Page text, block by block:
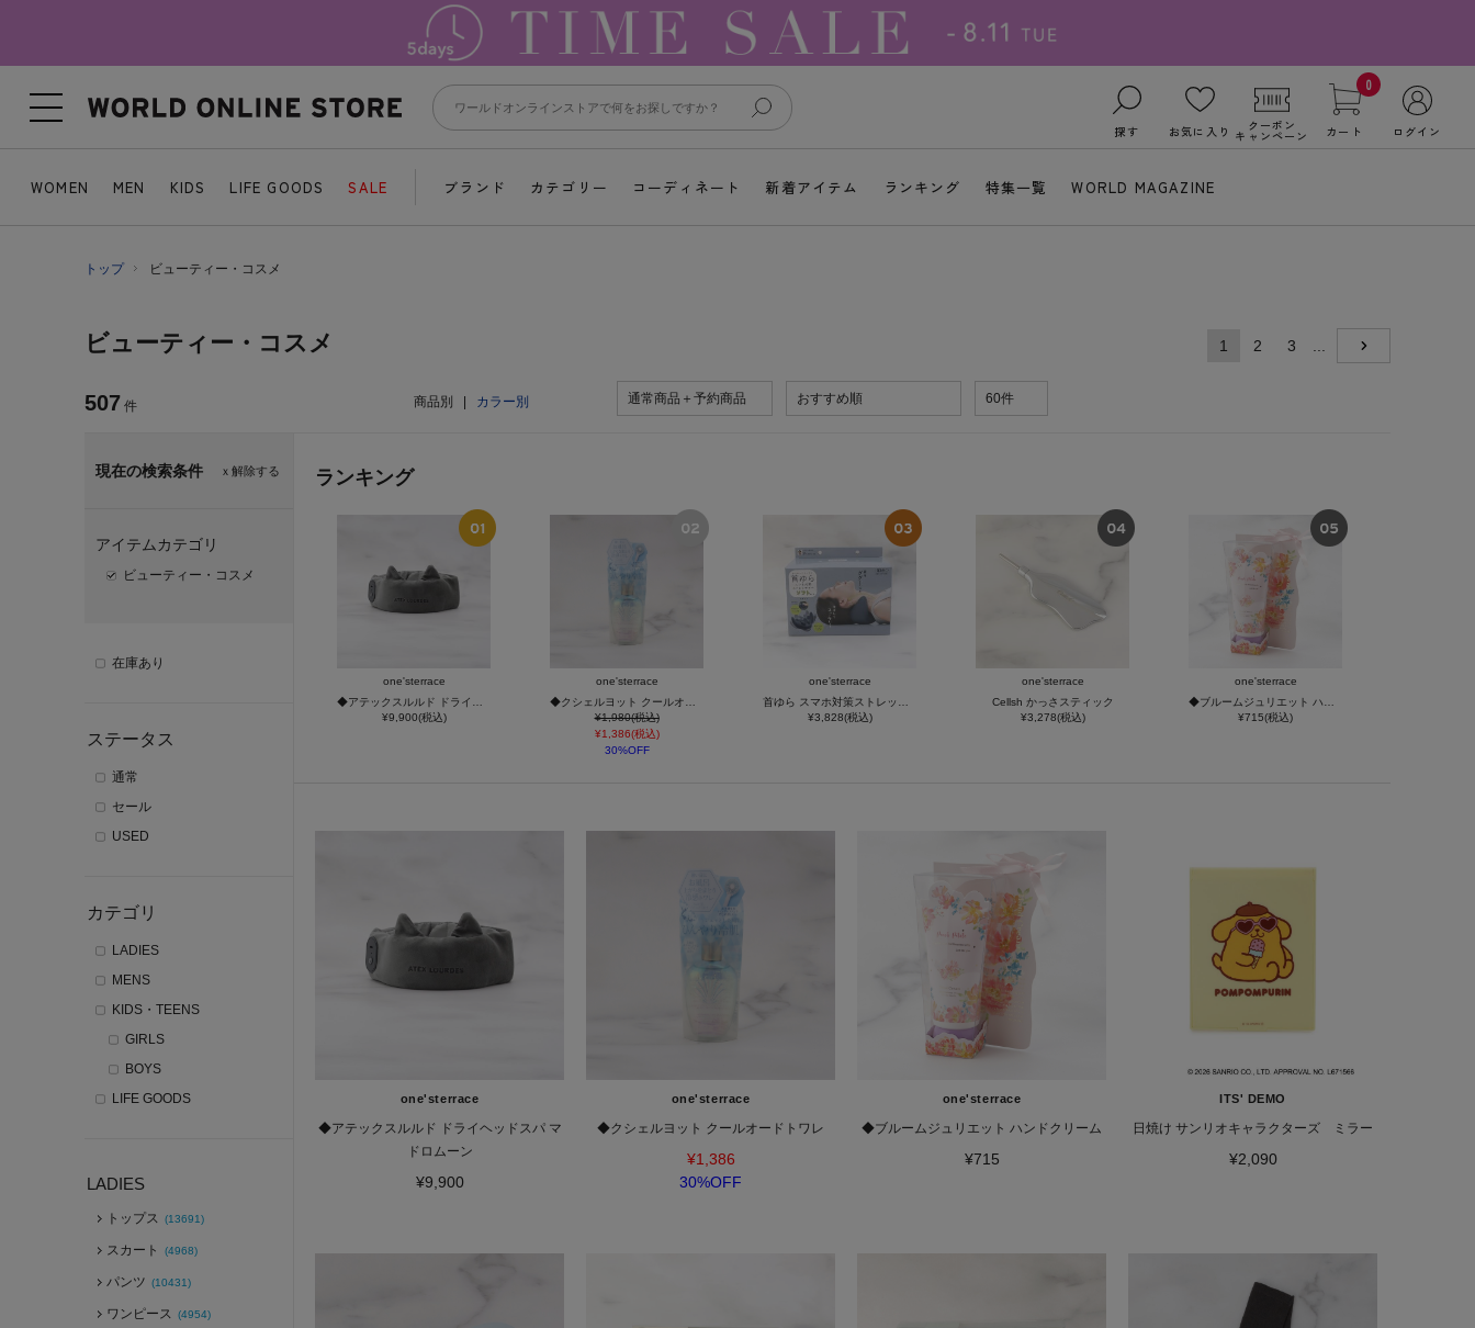
探す お気に入り クーポン
キャンペーン
0
カート ログイン
WOMEN MEN KIDS LIFE GOODS SALE ブランド カテゴリー コーディネート 新着アイテム ランキング 特集一覧 WORLD MAGAZINE
トップ ビューティー・コスメ
ビューティー・コスメ
507 件 商品別 カラー別 通常商品＋予約商品 おすすめ順 60件
1 2 3
ｘ解除する
現在の検索条件
アイテムカテゴリ
ビューティー・コスメ
在庫あり
ステータス
通常
セール
USED
カテゴリ
LADIES
MENS
KIDS・TEENS
GIRLS
BOYS
LIFE GOODS
LADIES
トップス (13691)
スカート (4968)
パンツ (10431)
ワンピース (4954)
ランキング
one'sterrace
¥9,900(税込)
one'sterrace
¥1,980(税込)
¥1,386(税込)
30%OFF
one'sterrace
¥3,828(税込)
one'sterrace
Cellsh かっさスティック
¥3,278(税込)
one'sterrace
¥715(税込)
one'sterrace
◆アテックスルルド ドライヘッドスパ マ
ドロムーン
¥9,900
one'sterrace
◆クシェルヨット クールオードトワレ
¥1,386
30%OFF
one'sterrace
◆ブルームジュリエット ハンドクリーム
¥715
ITS' DEMO
日焼け サンリオキャラクターズ ミラー
¥2,090